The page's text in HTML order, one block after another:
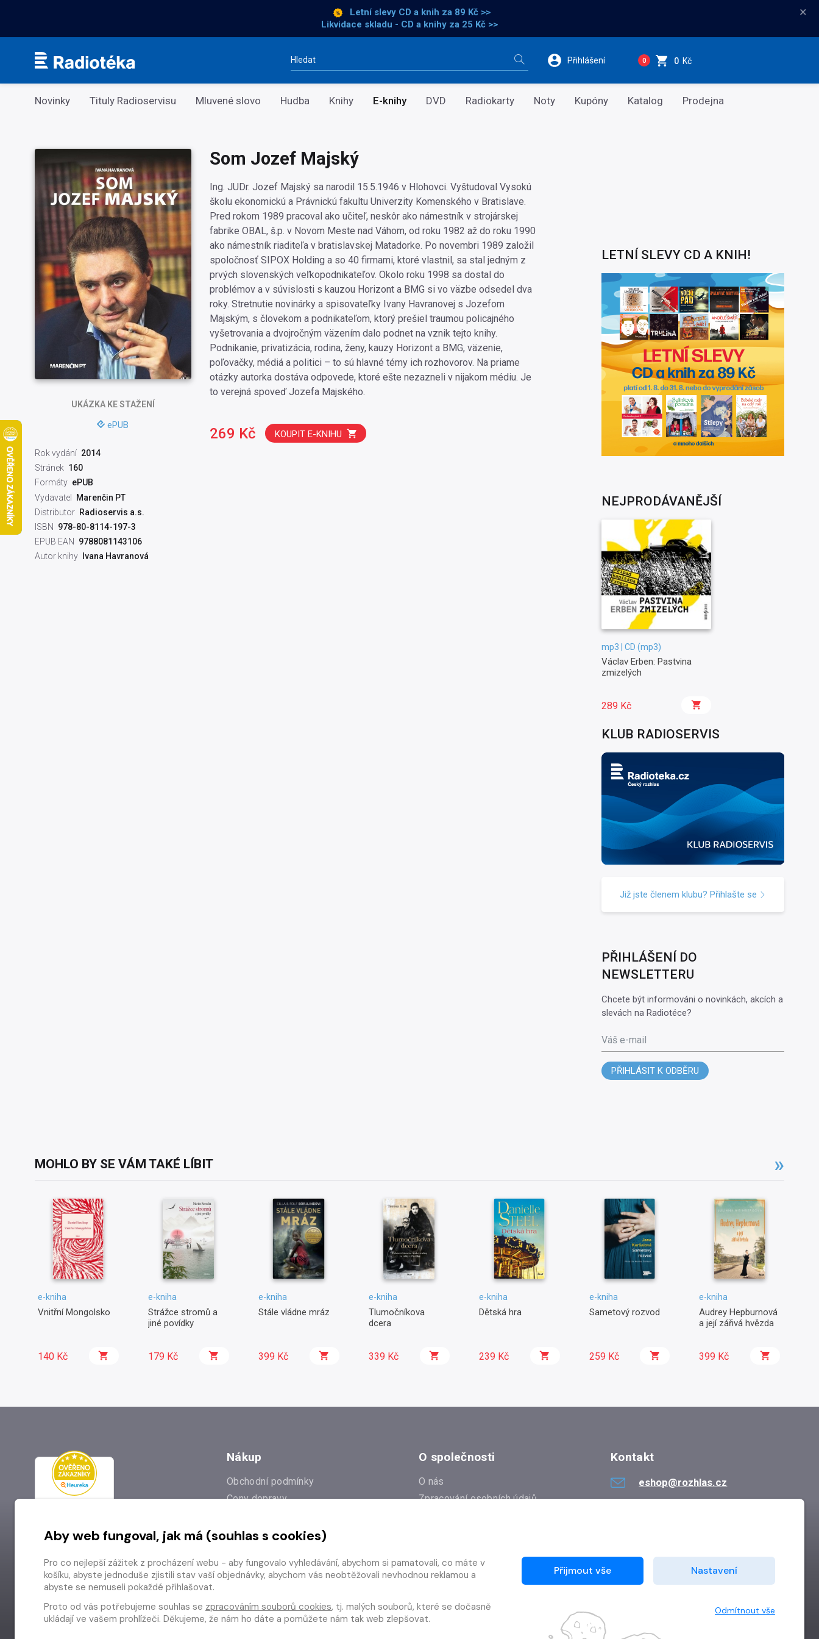
Letní slevy CD a knih za 89 Kč >>
Likvidace skladu - CD a knihy za 25 Kč >>
×
Vyhledávání Přihlášení 0 0 Kč
Kategorie
Novinky Tituly Radioservisu Mluvené slovo Hudba Knihy E-knihy DVD Radiokarty Noty Kupóny Katalog Prodejna
UKÁZKAKE STAŽENÍ
ePUB
Rok vydání 2014
Stránek 160
Formáty ePUB
Vydavatel
Marenčin PT
Distributor Radioservis a.s.
ISBN
978-80-8114-197-3
EPUB EAN
9788081143106
Autor knihy
Ivana Havranová
Som Jozef Majský
Ing. JUDr. Jozef Majský sa narodil 15.5.1946 v Hlohovci. Vyštudoval Vysokú
školu ekonomickú a Právnickú fakultu Univerzity Komenského v Bratislave.
Pred rokom 1989 pracoval ako učiteľ, neskôr ako námestník v strojárskej
fabrike OBAL, š.p. v Novom Meste nad Váhom, od roku 1982 až do roku 1990
ako námestník riaditeľa v bratislavskej Matadorke. Po novembri 1989 založil
spoločnosť SIPOX Holding a so 40 firmami, ktoré vlastnil, sa stal jedným z
prvých slovenských veľkopodnikateľov. Okolo roku 1998 sa dostal do
problémov a v súvislosti s kauzou Horizont a BMG si vo väzbe odsedel dva
roky. Stretnutie novinárky a spisovateľky Ivany Havranovej s Jozefom
Majským, s človekom a podnikateľom, ktorý prešiel traumou policajného
vyšetrovania a dvojročným väzením dalo podnet na vznik tejto knihy.
Podnikanie, privatizácia, rodina, ženy, kauzy Horizont a BMG, väzenie,
poľovačky, médiá a politici – to sú hlavné témy ich rozhovorov. Na priame
otázky autorka dostáva odpovede, ktoré ešte nezazneli v nijakom médiu. Je
to verejná spoveď Jozefa Majského.
269 Kč KOUPIT E-KNIHU
LETNÍ SLEVY CD A KNIH!
NEJPRODÁVANĚJŠÍ
mp3 | CD (mp3)
Václav Erben: Pastvina
zmizelých
289 Kč
KLUB RADIOSERVIS
Již jste členem klubu? Přihlašte se
PŘIHLÁŠENÍ DO
NEWSLETTERU
Chcete být informováni o novinkách, akcích a
slevách na Radiotéce?
Váš e-mail
PŘIHLÁSIT K ODBĚRU
MOHLO BY SE VÁM TAKÉ LÍBIT
e-kniha
Vnitřní Mongolsko
140 Kč
e-kniha
Strážce stromů a
jiné povídky
179 Kč
e-kniha
Stále vládne mráz
399 Kč
e-kniha
Tlumočníkova
dcera
339 Kč
e-kniha
Dětská hra
239 Kč
e-kniha
Sametový rozvod
259 Kč
e-kniha
Audrey Hepburnová
a její zářivá hvězda
399 Kč
Nákup
Obchodní podmínky
Ceny dopravy
Prodejna
Odstoupení od smlouvy
O společnosti
O nás
Zpracování osobních údajů
Kontakt
eshop@rozhlas.cz
Aby web fungoval, jak má (souhlas s cookies)
Pro co nejlepší zážitek z procházení webu - aby fungovalo vyhledávání, abychom si pamatovali, co máte v
košíku, abyste jednoduše zjistili stav vaší objednávky, abychom vás neobtěžovali nevhodnou reklamou a
abyste se nemuseli pokaždé přihlašovat.
Proto od vás potřebujeme souhlas se zpracováním souborů cookies, tj. malých souborů, které se dočasně
ukládají ve vašem prohlížeči. Děkujeme, že nám ho dáte a pomůžete nám tak web zlepšovat.
Přijmout vše Nastavení
Odmítnout vše